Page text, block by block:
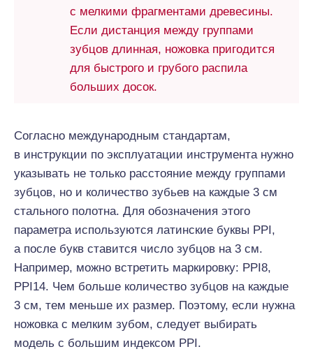
с мелкими фрагментами древесины.
Если дистанция между группами
зубцов длинная, ножовка пригодится
для быстрого и грубого распила
больших досок.
Согласно международным стандартам,
в инструкции по эксплуатации инструмента нужно
указывать не только расстояние между группами
зубцов, но и количество зубьев на каждые 3 см
стального полотна. Для обозначения этого
параметра используются латинские буквы PPI,
а после букв ставится число зубцов на 3 см.
Например, можно встретить маркировку: PPI8,
PPI14. Чем больше количество зубцов на каждые
3 см, тем меньше их размер. Поэтому, если нужна
ножовка с мелким зубом, следует выбирать
модель с большим индексом PPI.